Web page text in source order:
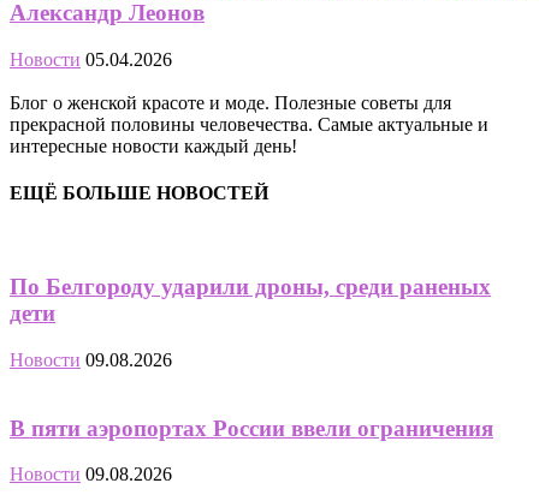
Александр Леонов
Новости 05.04.2026
Блог о женской красоте и моде. Полезные советы для
прекрасной половины человечества. Самые актуальные и
интересные новости каждый день!
ЕЩЁ БОЛЬШЕ НОВОСТЕЙ
По Белгороду ударили дроны, среди раненых
дети
Новости 09.08.2026
В пяти аэропортах России ввели ограничения
Новости 09.08.2026